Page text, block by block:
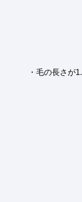
・毛の長さが